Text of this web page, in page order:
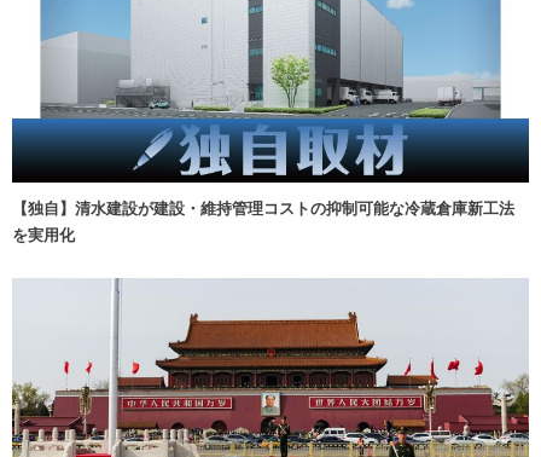
【独自】清水建設が建設・維持管理コストの抑制可能な冷蔵倉庫新工法
を実用化